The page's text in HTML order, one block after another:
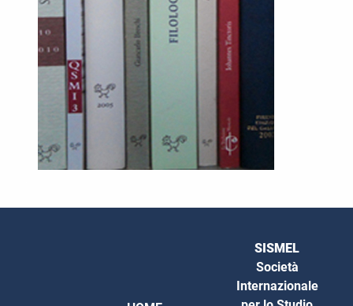
SISMEL
Società
Internazionale